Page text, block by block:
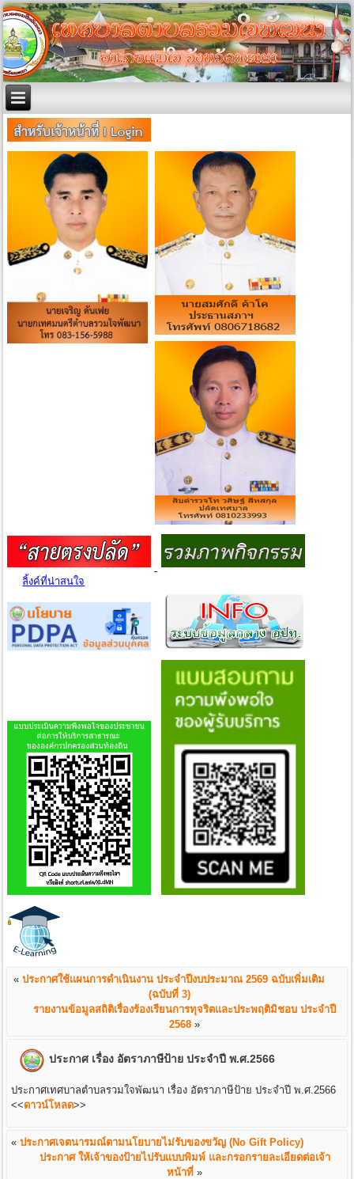
ลิ้งค์ที่น่าสนใจ
«ประกาศใช้แผนการดำเนินงาน ประจำปีงบประมาณ 2569 ฉบับเพิ่มเติม
(ฉบับที่ 3)
รายงานข้อมูลสถิติเรื่องร้องเรียนการทุจริตและประพฤติมิชอบ ประจำปี
2568 »
ประกาศ เรื่อง อัตราภาษีป้าย ประจำปี พ.ศ.2566
ประกาศเทศบาลตำบลรวมใจพัฒนา เรื่อง อัตราภาษีป้าย ประจำปี พ.ศ.2566
<<ดาวน์โหลด>>
«ประกาศเจตนารมณ์ตามนโยบายไม่รับของขวัญ (No Gift Policy)
ประกาศ ให้เจ้าของป้ายไปรับแบบพิมพ์ และกรอกรายละเอียดต่อเจ้า
หน้าที่ »